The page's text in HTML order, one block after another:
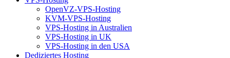
OpenVZ-VPS-Hosting
KVM-VPS-Hosting
VPS-Hosting in Australien
VPS-Hosting in UK
VPS-Hosting in den USA
Dediziertes Hosting